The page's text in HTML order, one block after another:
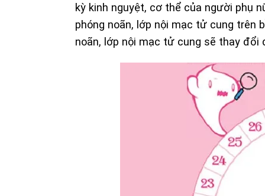
kỳ kinh nguyệt, cơ thể của người phụ
phóng noãn, lớp nội mạc tử cung trên
noãn, lớp nội mạc tử cung sẽ thay đổi